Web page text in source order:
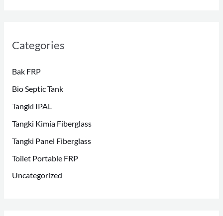
Categories
Bak FRP
Bio Septic Tank
Tangki IPAL
Tangki Kimia Fiberglass
Tangki Panel Fiberglass
Toilet Portable FRP
Uncategorized